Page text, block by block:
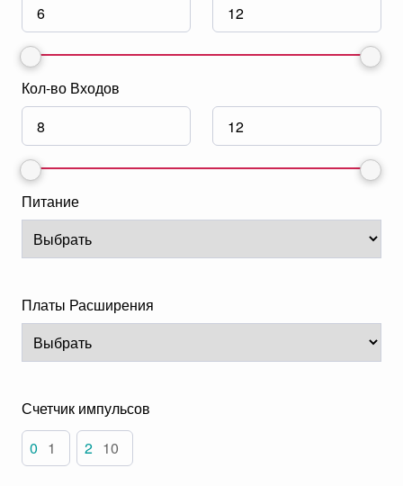
Кол-во Входов
Питание
Платы Расширения
Счетчик импульсов
0 1 2 10